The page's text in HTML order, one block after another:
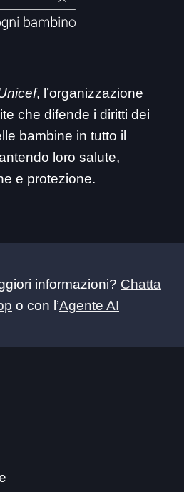
, l’organizzazione
che difende i diritti dei
bambine in tutto il
loro salute,
e protezione.
informazioni? Chatta
o con l’Agente AI